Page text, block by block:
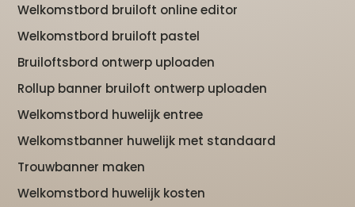
Welkomstbord bruiloft online editor
Welkomstbord bruiloft pastel
Bruiloftsbord ontwerp uploaden
Rollup banner bruiloft ontwerp uploaden
Welkomstbord huwelijk entree
Welkomstbanner huwelijk met standaard
Trouwbanner maken
Welkomstbord huwelijk kosten